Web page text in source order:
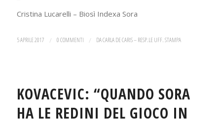
Cristina Lucarelli – Biosì Indexa Sora
5 APRILE 2017 / 0 COMMENTI / DACARLA DE CARIS – RESP.LE UFF. STAMPA
KOVACEVIC: “QUANDO SORA
HA LE REDINI DEL GIOCO IN